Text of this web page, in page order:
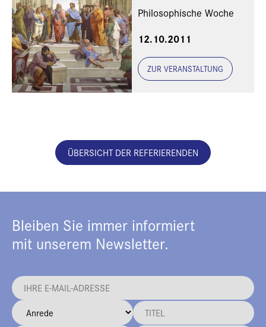
Philosophische Woche
12.10.2011
ZUR VERANSTALTUNG
ÜBERSICHT DER REFERIERENDEN
Bleiben Sie immer informiert
mit unserem Newsletter.